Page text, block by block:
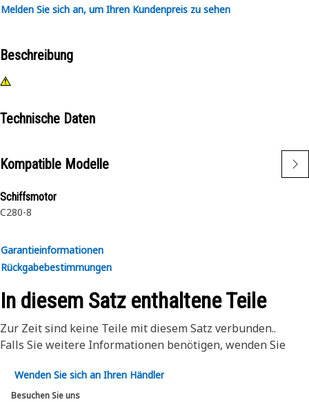
Melden Sie sich an, um Ihren Kundenpreis zu sehen
Beschreibung
Technische Daten
Kompatible Modelle
Schiffsmotor
C280-8
Garantieinformationen
Rückgabebestimmungen
In diesem Satz enthaltene Teile
Zur Zeit sind keine Teile mit diesem Satz verbunden..
Falls Sie weitere Informationen benötigen, wenden Sie
Wenden Sie sich an Ihren Händler
Besuchen Sie uns